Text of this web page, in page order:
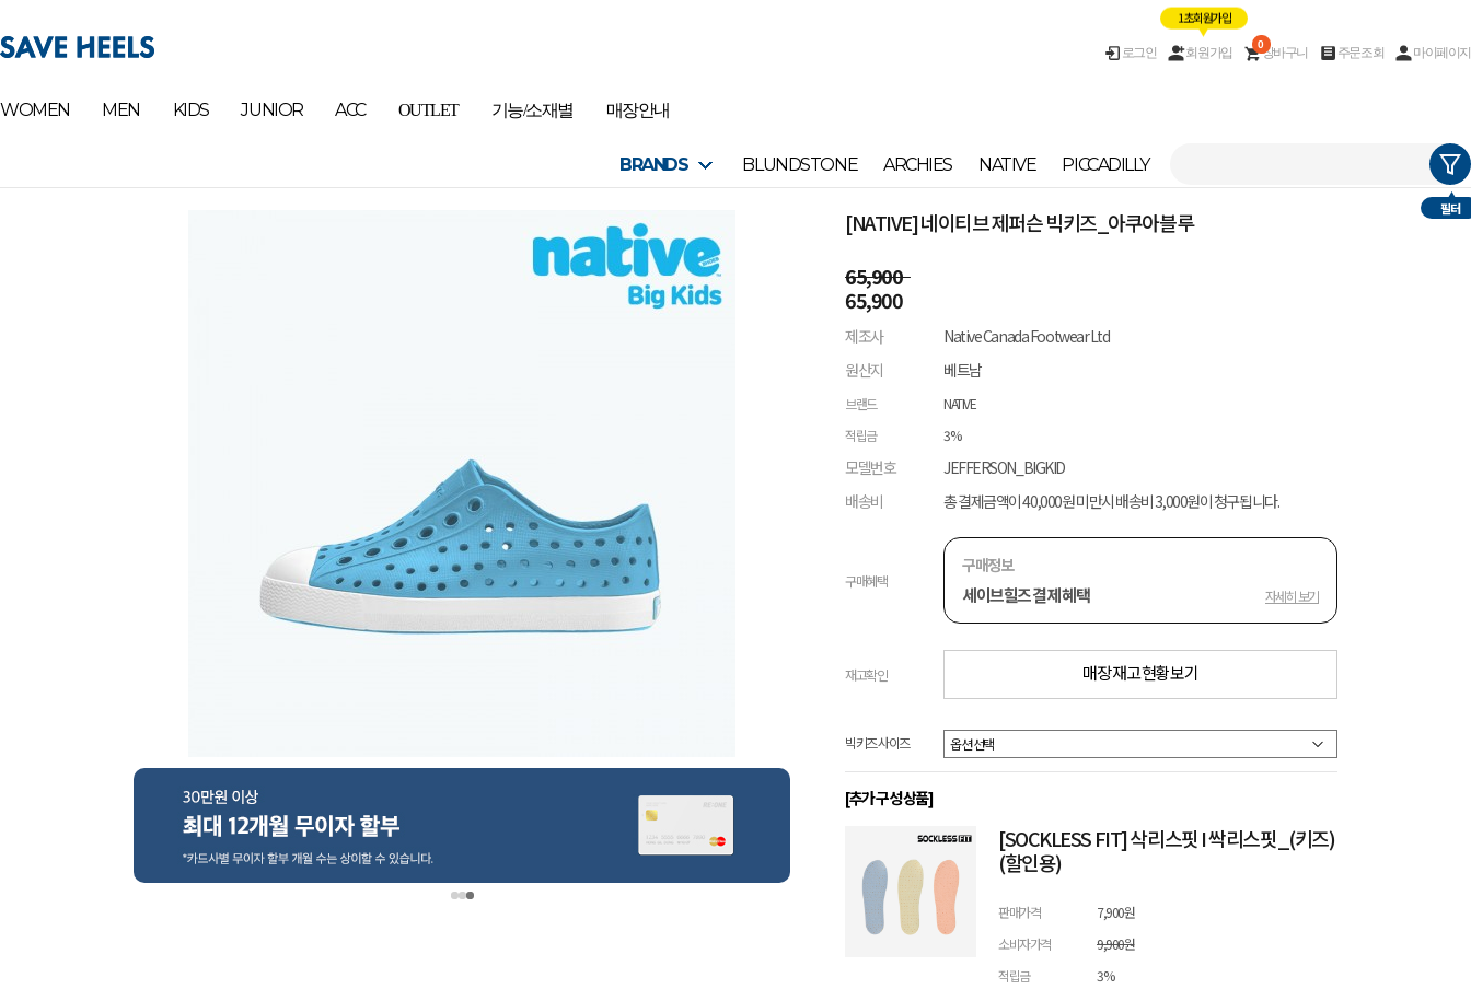
로그인 회원가입
1초 회원가입
장바구니
0
주문조회 마이페이지
WOMEN MEN KIDS JUNIOR ACC OUTLET 기능/소재별 매장안내
BRANDS BLUNDSTONE ARCHIES NATIVE PICCADILLY
필터
[NATIVE] 네이티브 제퍼슨 빅키즈_아쿠아블루
65,900
65,900
제조사
Native Canada Footwear Ltd
원산지
베트남
브랜드
NATIVE
적립금
3%
모델번호
JEFFERSON_BIGKID
배송비
총 결제금액이 40,000원 미만시 배송비 3,000원이 청구됩니다.
구매혜택
구매정보
세이브힐즈 결제 혜택 자세히 보기
재고확인 매장 재고 현황 보기
빅키즈 사이즈
[추가 구성 상품]
[SOCKLESS FIT] 삭리스핏 I 싹리스핏_(키즈)
(할인용)
판매가격
7,900원
소비자가격
9,900원
적립금
3%